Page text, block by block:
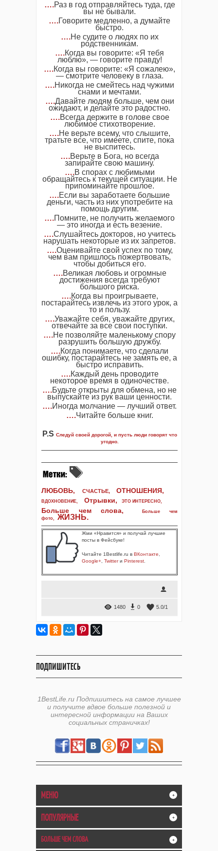
….Раз в год отправляйтесь туда, где
вы не бывали.
….Говорите медленно, а думайте
быстро.
….Не судите о людях по их
родственникам.
….Когда вы говорите: «Я тебя
люблю», — говорите правду!
….Когда вы говорите: «Я сожалею»,
— смотрите человеку в глаза.
….Никогда не смейтесь над чужими
снами и мечтами.
….Давайте людям больше, чем они
ожидают, и делайте это радостно.
….Всегда держите в голове свое
любимое стихотворение.
….Не верьте всему, что слышите,
тратьте все, что имеете, спите, пока
не выспитесь.
….Верьте в Бога, но всегда
запирайте свою машину.
….В спорах с любимыми
обращайтесь к текущей ситуации. Не
припоминайте прошлое.
….Если вы заработаете большие
деньги, часть из них употребите на
помощь другим.
….Помните, не получить желаемого
— это иногда и есть везение.
….Слушайтесь докторов, но учитесь
нарушать некоторые из их запретов.
….Оценивайте свой успех по тому,
чем вам пришлось пожертвовать,
чтобы добиться его.
….Великая любовь и огромные
достижения всегда требуют
большого риска.
….Когда вы проигрываете,
постарайтесь извлечь из этого урок, а
то и пользу.
….Уважайте себя, уважайте других,
отвечайте за все свои поступки.
….Не позволяйте маленькому спору
разрушить большую дружбу.
….Когда понимаете, что сделали
ошибку, постарайтесь не замять ее, а
быстро исправить.
….Каждый день проводите
некоторое время в одиночестве.
….Будьте открыты для обмена, но не
выпускайте из рук ваши ценности.
….Иногда молчание — лучший ответ.
….Читайте больше книг.
P.S Следуй своей дорогой, и пусть люди говорят что
угодно.
ЛЮБОВЬ, СЧАСТЬЕ, ОТНОШЕНИЯ,
ВДОХНОВЕНИЕ, Отрывки, ЭТО ИНТЕРЕСНО,
Больше чем слова,
Больше чем
фото, ЖИЗНЬ.
Жми «Нравится» и получай лучшие
посты в Фейсбуке!
Читайте 1Bestlife.ru в ВКонтакте
Google+ Twitterи Pinterest
1480 0 5.0/1
ПОДПИШИТЕСЬ
1BestLife.ru Подпишитесь на самое лучшее
и получите вдвое больше полезной и
интересной информации на Ваших
социальных страничках!
МЕНЮ +
ПОПУЛЯРНЫЕ +
БОЛЬШЕ ЧЕМ СЛОВА +